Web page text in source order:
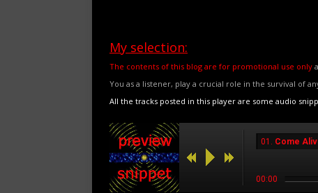
My selection:
The contents of this blog are for promotional use only
You as a listener, play a crucial role in the survival of
All the tracks posted in this player are some audio
01. Come
00:00